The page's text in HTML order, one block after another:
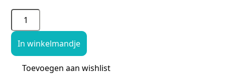
In winkelmandje
Toevoegen aan wishlist